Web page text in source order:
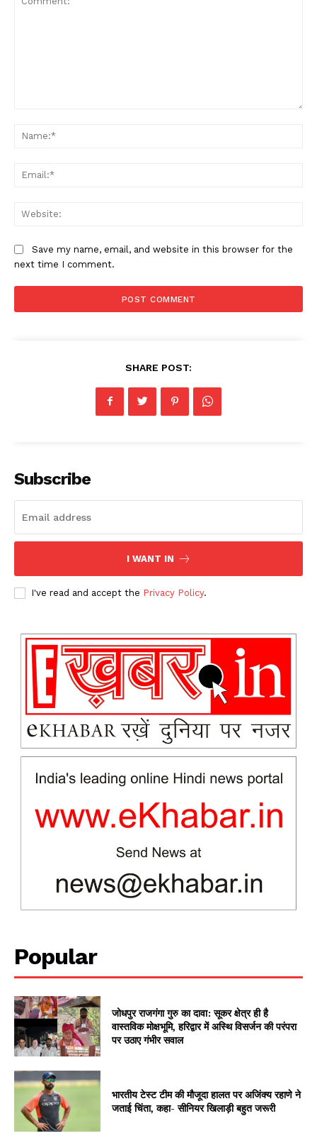
Magazine PRO
Save my name, email, and website in this browser for the
next time I comment.
SHARE POST:
Subscribe
I WANT IN
I've read and accept the Privacy Policy.
Popular
जोधपुर राजगंगा गुरु का दावा: सूकर क्षेत्र ही है
वास्तविक मोक्षभूमि, हरिद्वार में अस्थि विसर्जन की परंपरा
पर उठाए गंभीर सवाल
भारतीय टेस्ट टीम की मौजूदा हालत पर अजिंक्य रहाणे ने
जताई चिंता, कहा- सीनियर खिलाड़ी बहुत जरूरी